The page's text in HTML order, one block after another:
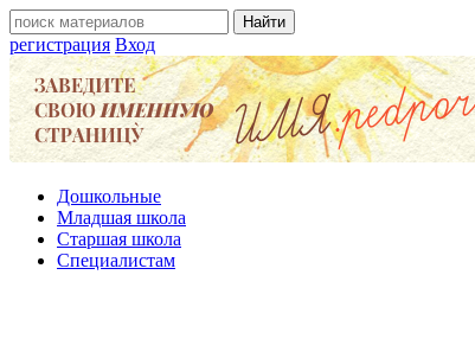
регистрация Вход
Дошкольные
Младшая школа
Старшая школа
Специалистам